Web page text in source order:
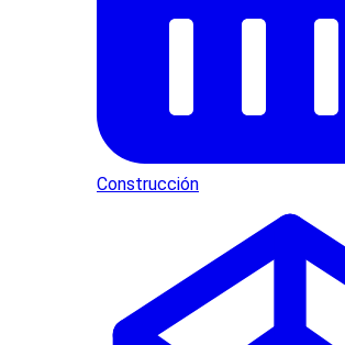
Construcción